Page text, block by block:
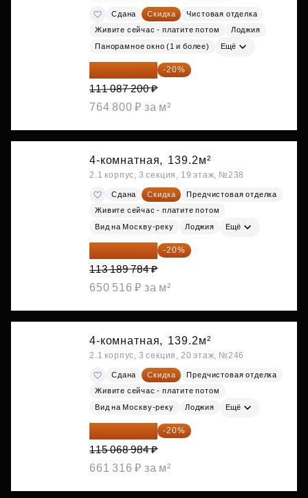
Сдана Скидка
Чистовая отделка
Живите сейчас - платите потом
Лоджия
Панорамное окно (1 и более) Ещё
88 869 760 ₽ -20%
111 087 200 ₽
764 800 ₽ за м²
4-комнатная, 139.2м²
2.1 корпус, 3 секция, 19 этаж, №238
Сдана Скидка
Предчистовая отделка
Живите сейчас - платите потом
Вид на Москву-реку Лоджия Ещё
90 551 827 ₽ -20%
113 189 784 ₽
650 516 ₽ за м²
4-комнатная, 139.2м²
2.1 корпус, 3 секция, 20 этаж, №246
Сдана Скидка
Предчистовая отделка
Живите сейчас - платите потом
Вид на Москву-реку Лоджия Ещё
92 055 187 ₽ -20%
115 068 984 ₽
661 316 ₽ за м²